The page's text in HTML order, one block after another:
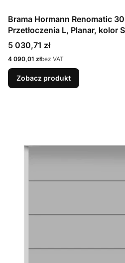
Brama Hormann Renomatic
Przetłoczenia L, Planar, kolor
9007 Matt deluxe +
Cena
5 030,71 zł
Cena
4 090,01 złbez VAT
Zobacz produkt